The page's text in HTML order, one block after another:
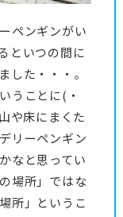
ペンギンがい
といつの間に
した・・・。
うことに(・
や床にまくた
リーペンギン
なと思ってい
場所」ではな
所」というこ